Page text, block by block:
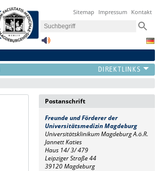
Sitemap Impressum Kontakt
Postanschrift
Freunde und Fördererder
Universitätsmedizin Magdeburg
Universitätsklinikum Magdeburg A.ö.R.
Jannett Katies
Haus 14/ 3/ 479
Leipziger Straße 44
39120 Magdeburg